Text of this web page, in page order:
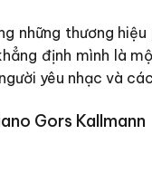
những thương
định mình là
yêu nhạc và
Gors Kallmann